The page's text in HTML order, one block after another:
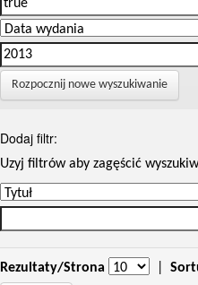
Rozpocznij nowe wyszukiwanie
Dodaj filtr:
Uzyj filtrów aby zagęścić
Rezultaty/Strona